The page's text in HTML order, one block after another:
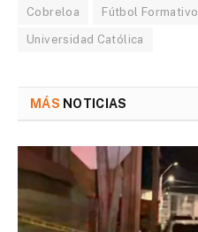
Cobreloa Fútbol Formativo
Universidad Católica
MÁS NOTICIAS